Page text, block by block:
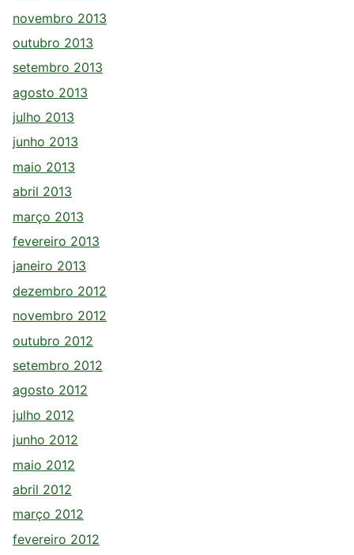
novembro 2013
outubro 2013
setembro 2013
agosto 2013
julho 2013
junho 2013
maio 2013
abril 2013
março 2013
fevereiro 2013
janeiro 2013
dezembro 2012
novembro 2012
outubro 2012
setembro 2012
agosto 2012
julho 2012
junho 2012
maio 2012
abril 2012
março 2012
fevereiro 2012